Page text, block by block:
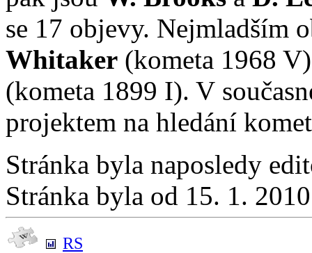
se 17 objevy. Nejmladším
Whitaker (kometa 1968
(kometa 1899 I). V
projektem na hledání
Stránka byla naposledy
Stránka byla od 15. 1.
RS